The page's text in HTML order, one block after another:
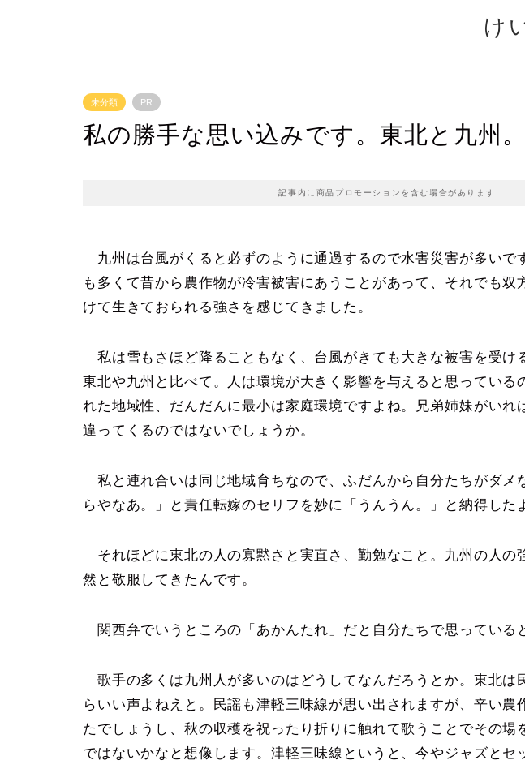
け
未分類 PR
私の勝手な思い込みです。東北と九州。
記事内に商品プロモーションを含む場合があります
九州は台風がくると必ずのように通過するので水害災害が多い
も多くて昔から農作物が冷害被害にあうことがあって、それでも双
けて生きておられる強さを感じてきました。
私は雪もさほど降ることもなく、台風がきても大きな被害を受け
東北や九州と比べて。人は環境が大きく影響を与えると思っている
れた地域性、だんだんに最小は家庭環境ですよね。兄弟姉妹がいれ
違ってくるのではないでしょうか。
私と連れ合いは同じ地域育ちなので、ふだんから自分たちがダメ
らやなあ。」と責任転嫁のセリフを妙に「うんうん。」と納得した
それほどに東北の人の寡黙さと実直さ、勤勉なこと。九州の人の
然と敬服してきたんです。
関西弁でいうところの「あかんたれ」だと自分たちで思ってい
歌手の多くは九州人が多いのはどうしてなんだろうとか。東北は
らいい声よねえと。民謡も津軽三味線が思い出されますが、辛い農
たでしょうし、秋の収穫を祝ったり折りに触れて歌うことでその場
ではないかなと想像します。津軽三味線というと、今やジャズとセ